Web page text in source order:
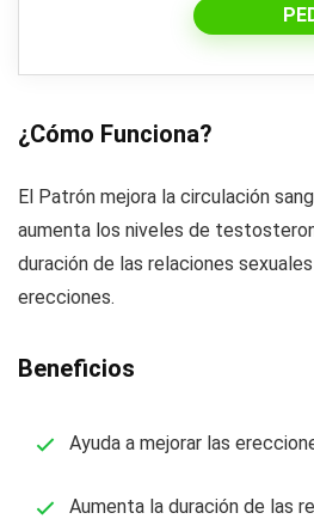
¿Cómo Funciona?
El Patrón mejora la circulación
aumenta los niveles de
duración de las relaciones
erecciones.
Beneficios
Ayuda a mejorar las
Aumenta la duración de las